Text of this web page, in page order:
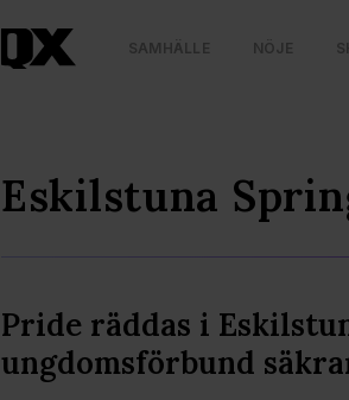
SAMHÄLLE NÖJE
Eskilstuna
Pride räddas i
ungdomsförbund